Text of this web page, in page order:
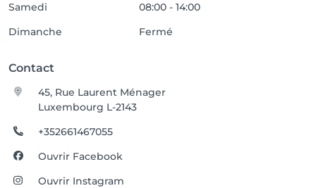
Samedi
08:00 - 14:00
Dimanche
Fermé
Contact
45, Rue Laurent Ménager
Luxembourg L-2143
+352661467055
Ouvrir Facebook
Ouvrir Instagram